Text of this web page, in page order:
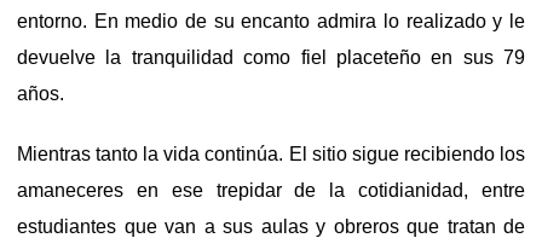
entorno. En medio de su encanto admira lo realizado y le
devuelve la tranquilidad como fiel placeteño en sus 79
años.
Mientras tanto la vida continúa. El sitio sigue recibiendo los
amaneceres en ese trepidar de la cotidianidad, entre
estudiantes que van a sus aulas y obreros que tratan de